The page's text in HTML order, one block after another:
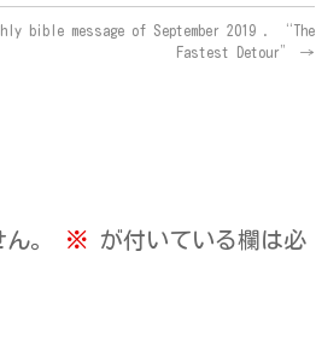
bible message of September 2019 . “The
Fastest Detour” →
。 ※ が付いている欄は必